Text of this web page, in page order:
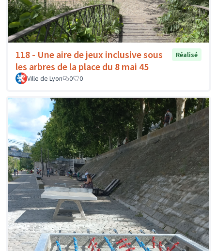
118 - Une aire de jeux inclusive sous
les arbres de la place du 8 mai 45
Réalisé
Ville de Lyon 0 0